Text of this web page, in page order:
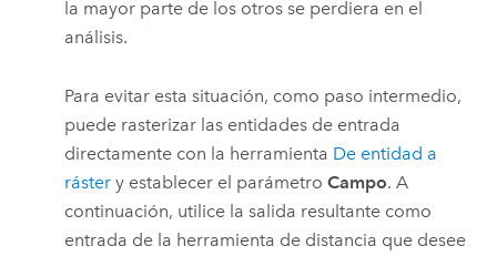
la mayor parte de los otros se perdiera en el
análisis.
Para evitar esta situación, como paso intermedio,
puede rasterizar las entidades de entrada
directamente con la herramienta De entidad a
ráster y establecer el parámetroCampo. A
continuación, utilice la salida resultante como
entrada de la herramienta de distancia que desee